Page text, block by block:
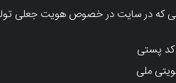
که در سایت در خصوص هویت جعلی تولید
پستی
ملی